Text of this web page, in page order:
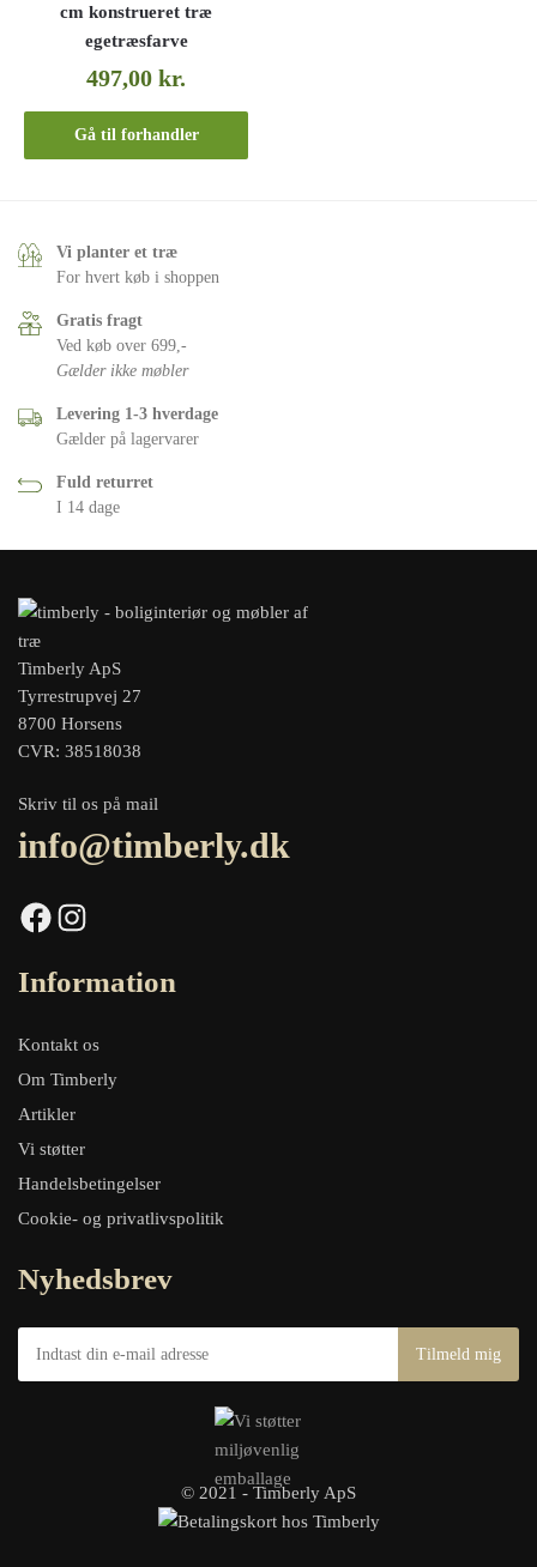
cm konstrueret træ
egetræsfarve
497,00kr.
Gå til forhandler
Vi planter et træ
For hvert køb i shoppen
Gratis fragt
Ved køb over 699,-
Gælder ikke møbler
Levering 1-3 hverdage
Gælder på lagervarer
Fuld returret
I 14 dage
Timberly ApS
Tyrrestrupvej 27
8700 Horsens
CVR: 38518038
Skriv til os på mail
info@timberly.dk
Facebook Instagram
Information
Kontakt os
Om Timberly
Artikler
Vi støtter
Handelsbetingelser
Cookie- og privatlivspolitik
Nyhedsbrev
© 2021 - Timberly ApS